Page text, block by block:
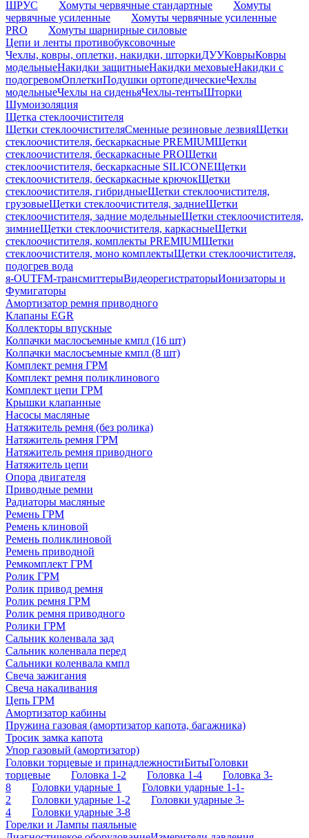
ШРУС Хомуты червячные стандартные
Хомуты
червячные усиленные
Хомуты червячные усиленные
PRO
Хомуты шарнирные силовые
Цепи и ленты противобуксовочные
Чехлы, ковры, оплетки, накидки, шторкиДУУКоврыКовры
модельныеНакидки защитныеНакидки меховыеНакидки с
подогревомОплеткиПодушки ортопедическиеЧехлы
модельныеЧехлы на сиденьяЧехлы-тентыШторки
Шумоизоляция
Щетка стеклоочистителя
Щетки стеклоочистителяСменные резиновые лезвияЩетки
стеклоочистителя, бескаркасные PREMIUMЩетки
стеклоочистителя, бескаркасные PROЩетки
стеклоочистителя, бескаркасные SILICONEЩетки
стеклоочистителя, бескаркасные крючокЩетки
стеклоочистителя, гибридныеЩетки стеклоочистителя,
грузовыеЩетки стеклоочистителя, задниеЩетки
стеклоочистителя, задние модельныеЩетки стеклоочистителя,
зимниеЩетки стеклоочистителя, каркасныеЩетки
стеклоочистителя, комплекты PREMIUMЩетки
стеклоочистителя, моно комплектыЩетки стеклоочистителя,
подогрев вода
я-OUTFM-трансмиттерыВидеорегистраторыИонизаторы и
Фумигаторы
Амортизатор ремня приводного
Клапаны EGR
Коллекторы впускные
Колпачки маслосъемные кмпл (16 шт)
Колпачки маслосъемные кмпл (8 шт)
Комплект ремня ГРМ
Комплект ремня поликлинового
Комплект цепи ГРМ
Крышки клапанные
Насосы масляные
Натяжитель ремня (без ролика)
Натяжитель ремня ГРМ
Натяжитель ремня приводного
Натяжитель цепи
Опора двигателя
Приводные ремни
Радиаторы масляные
Ремень ГРМ
Ремень клиновой
Ремень поликлиновой
Ремень приводной
Ремкомплект ГРМ
Ролик ГРМ
Ролик привод ремня
Ролик ремня ГРМ
Ролик ремня приводного
Ролики ГРМ
Сальник коленвала зад
Сальник коленвала перед
Сальники коленвала кмпл
Свеча зажигания
Свеча накаливания
Цепь ГРМ
Амортизатор кабины
Пружина газовая (амортизатор капота, багажника)
Тросик замка капота
Упор газовый (амортизатор)
Головки торцевые и принадлежностиБитыГоловки
торцевые
Головка 1-2 Головка 1-4
Головка 3-
8
Головки ударные 1
Головки ударные 1-1-
2
Головки ударные 1-2
Головки ударные 3-
4
Головки ударные 3-8
Горелки и Лампы паяльные